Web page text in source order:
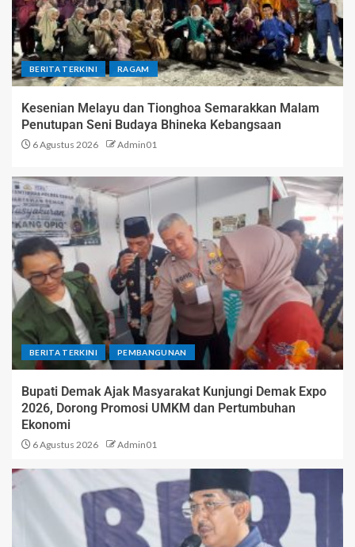
BERITA TERKINI RAGAM
Kesenian Melayu dan Tionghoa Semarakkan Malam
Penutupan Seni Budaya Bhineka Kebangsaan
6 Agustus 2026 Admin01
BERITA TERKINI PEMBANGUNAN
Bupati Demak Ajak Masyarakat Kunjungi Demak Expo
2026, Dorong Promosi UMKM dan Pertumbuhan
Ekonomi
6 Agustus 2026 Admin01